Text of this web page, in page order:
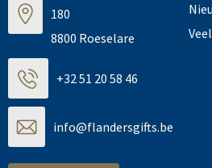
180
8800 Roeselare
+32 51 20 58 46
info@flandersgifts.be